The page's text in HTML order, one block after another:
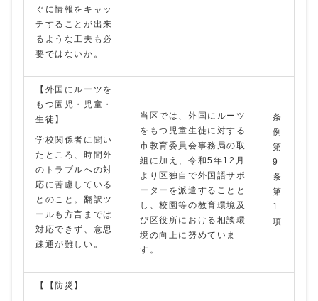
ぐに情報をキャッ
チすることが出来
るような工夫も必
要ではないか。
【外国にルーツを
もつ園児・児童・
生徒】
学校関係者に聞い
たところ、時間外
のトラブルへの対
応に苦慮している
とのこと。翻訳ツ
ールも方言までは
対応できず、意思
疎通が難しい。
当区では、外国にルーツ
をもつ児童生徒に対する
市教育委員会事務局の取
組に加え、令和5年12月
より区独自で外国語サポ
ーターを派遣することと
し、校園等の教育環境及
び区役所における相談環
境の向上に努めていま
す。
条
例
第
9
条
第
1
項
【【防災】